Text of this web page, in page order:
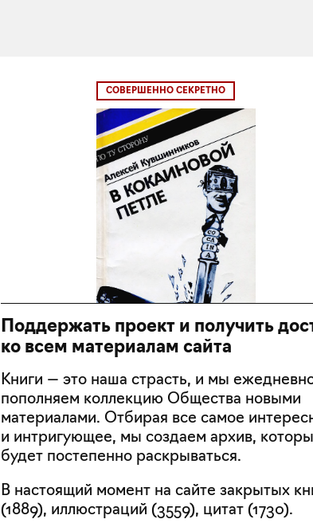
СОВЕРШЕННО СЕКРЕТНО
Поддержать проект и получить
ко всем материалам сайта
Книги — это наша страсть, и мы
пополняем коллекцию Общества новыми
материалами. Отбирая все самое
и интригующее, мы создаем архив,
будет постепенно раскрываться.
В настоящий момент на сайте закрытых
(1889), иллюстраций (3559), цитат (1730).